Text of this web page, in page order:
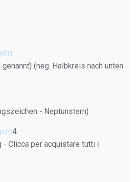
(neg. Halbkreis nach unten
- Neptunstern)
4
- Clicca per acquistare tutti i